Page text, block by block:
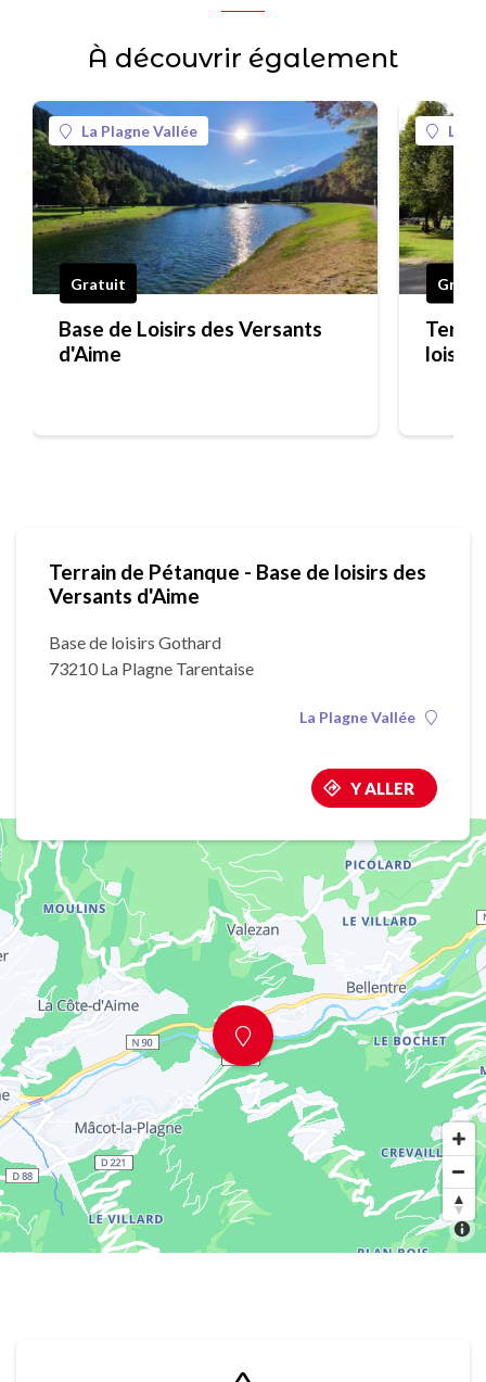
À découvrir également
La Plagne Vallée
Gratuit
Base de Loisirs des Versants
d'Aime
La
loisirs
Terrain de Pétanque - Base de loisirs des
Versants d'Aime
Base de loisirs Gothard
73210 La Plagne Tarentaise
La Plagne Vallée
Y ALLER